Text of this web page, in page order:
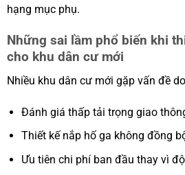
hạng mục phụ.
Những sai lầm phổ biến khi
cho khu dân cư mới
Nhiều khu dân cư mới gặp vấn đề
Đánh giá thấp tải trọng giao
Thiết kế nắp hố ga không đồng
Ưu tiên chi phí ban đầu thay vì